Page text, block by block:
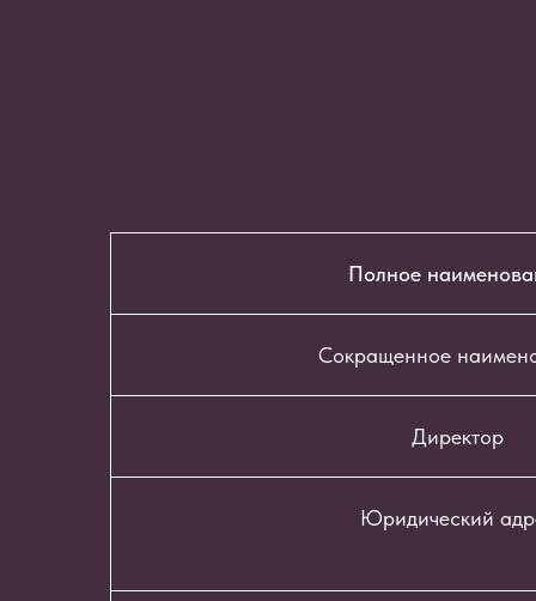
Полное
Сокращенное
Директор
Юридический